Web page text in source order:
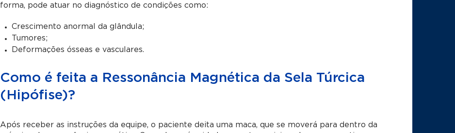
forma, pode atuar no diagnóstico de condições como:
Crescimento anormal da glândula;
Tumores;
Deformações ósseas e vasculares.
Como é feita a Ressonância Magnética da Sela Túrcica
(Hipófise)?
Após receber as instruções da equipe, o paciente deita uma maca, que se moverá para dentro da